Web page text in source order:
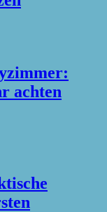
achten